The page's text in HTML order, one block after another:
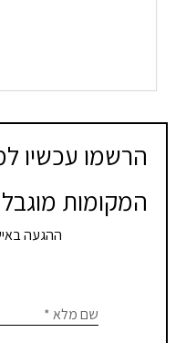
הרשמו עכשיו
המקומות מוגבל
ההגעה
לידים
שם מלא*
are